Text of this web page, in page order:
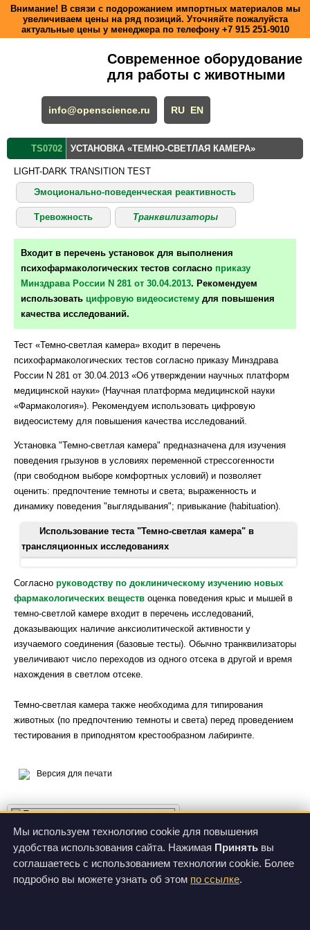
Мы используем технологию cookie для повышения
удобства использования сайта. Нажимая Принять вы
соглашаетесь с использованием технологии cookie. Более
подробно вы можете узнать об этом по ссылке.
Внимание! В связи с подорожанием импортных материалов мы
увеличиваем цены на ряд позиций. Уточняйте пожалуйста
актуальные цены у менеджера по телефону +7 915 251-9010
Современное оборудование
для работы с животными
info@openscience.ru RU EN
TS0702 УСТАНОВКА «ТЕМНО-СВЕТЛАЯ КАМЕРА»
LIGHT-DARK TRANSITION TEST
Эмоционально-поведенческая реактивность
Тревожность Транквилизаторы
Входит в перечень установок для выполнения
психофармакологических тестов согласно приказу
Минздрава России N 281 от 30.04.2013. Рекомендуем
использовать цифровую видеосистему для повышения
качества исследований.
Тест «Темно-светлая камера» входит в перечень
психофармакологических тестов согласно приказу Минздрава
России N 281 от 30.04.2013 «Об утверждении научных платформ
медицинской науки» (Научная платформа медицинской науки
«Фармакология»). Рекомендуем использовать цифровую
видеосистему для повышения качества исследований.
Установка "Темно-светлая камера" предназначена для изучения
поведения грызунов в условиях переменной стрессогенности
(при свободном выборе комфортных условий) и позволяет
оценить: предпочтение темноты и света; выраженность и
динамику поведения "выглядывания"; привыкание (habituation).
Использование теста "Темно-светлая камера" в
трансляционных исследованиях
Mouse light/dark box test reveals anxiogenic-like effects by
activation of histamine H1 receptors. Pharmacol Biochem
Behav.71(1-2):313-8. doi: 10.1016/s0091-3057(01)00691-8.
Bourin M, Hascoët M. 2003. The mouse light/dark box test. Eur
J Pharmacol. 463(1-3):55-65. doi: 10.1016/s0014-2999(03)01274-
3.
Animal models of anxiety disorders and stress. Braz J
Psychiatry. 35 Suppl 2:S101-11. doi: 10.1590/1516-4446-2013-
1139.
like behavior in the light-dark box and open-field arena: role of
10.1016/j.physbeh.2014.05.006.
Nasini S, Barzon B, Tidei S, Rossi I, Lupo MG, Ferri N, Comai
S. 2025. Sex-dependent behavioral responses and phenotypic
traits of Pcsk9 knockout mice in anxiety- and depression-like
paradigms. Psychoneuroendocrinology. 183:107660. doi:
Согласно руководству по доклиническому изучению новых
фармакологических веществ оценка поведения крыс и мышей в
темно-светлой камере входит в перечень исследований,
доказывающих наличие анксиолитической активности у
изучаемого соединения (базовые тесты). Обычно транквилизаторы
увеличивают число переходов из одного отсека в другой и время
нахождения в светлом отсеке.
Темно-светлая камера также необходима для типирования
животных (по предпочтению темноты и света) перед проведением
тестирования в приподнятом крестообразном лабиринте.
Версия для печати
фото 1
О продукте
Цены